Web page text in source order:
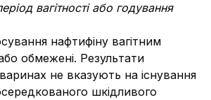
вагітності або годування
нафтифіну вагітним
обмежені. Результати
не вказують на існування
шкідливого